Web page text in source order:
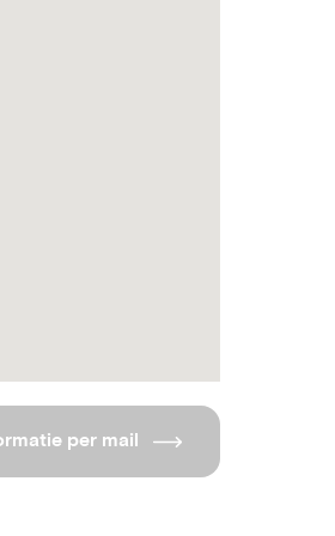
per mail